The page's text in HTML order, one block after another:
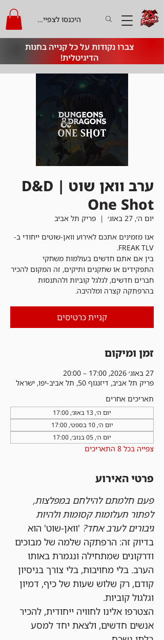
צברו נקודות על כל קנייה בחנות
הדיגיטלית!
היכנסו לצפייה בקרדיט
ערב וואן שוט | D&D
One Shot
יום ה׳, 27 באוג׳
  |
פריק תל אביב
אנו מזמינים אתכם לאירוע וואן-שוטים ייחודי ב-
בין אם אתם חדשים בעולמות משחקי
התפקידים או שחקנים ותיקים, זה המקום להכיר
חברים חדשים, לגלגל קוביות ולהתנסות
בהרפתקה קצרה ומלהיבה.
קניית כרטיסים
זמן ומיקום
27 באוג׳ 2026, 17:00 – 20:00
פריק תל אביב, דיזנגוף 50, תל אביב-יפו, ישראל
תאריכים אחרים
יום ה׳, 13 באוג׳, 17:00
יום ה׳, 10 בספט׳, 17:00
יום ה׳, 05 בנוב׳, 17:00
צפייה בכל 8 התאריכים
פרטי האירוע
פעם חלמתם להילחם במפלצות,
לפתור תעלומות קסומות ולהיות
גיבורים לערב אחד? 'וואן-שוט' הוא
בדיוק זה: הרפתקה שלמה של מבוכים
ודרקונים שמתחילה ונגמרת באותו
הערב. בלי מחויבות, בלי צורך בניסיון
קודם, רק שלוש שעות של כיף, דמיון
וגלגול קוביות.
הצטרפו אלינו לחוויה ייחודית, להכיר
אנשים חדשים, ולצאת יחד למסע